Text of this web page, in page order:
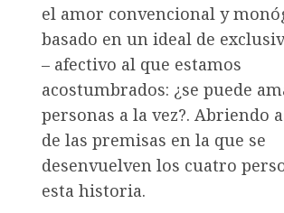
el amor convencional y
basado en un ideal de
– afectivo al que estamos
acostumbrados: ¿se puede
personas a la vez?. Abriendo
de las premisas en la que se
desenvuelven los cuatro
esta historia.